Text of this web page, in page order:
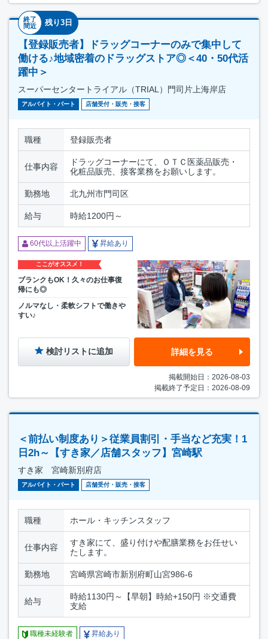
終了
間近
残り3日
【登録販売者】ドラッグコーナーのみで集中して
働ける♪地域密着のドラッグストア◎＜40・50代活
躍中＞
スーパーセンタートライアル（TRIAL）門司片上海岸店
アルバイト・パート 店舗受付・販売・接客
職種 登録販売者
仕事内容
ドラッグコーナーにて、ＯＴＣ医薬品販売・
化粧品販売、接客業務をお願いします。
勤務地 北九州市門司区
給与 時給1200円～
60代以上活躍中 昇給あり
ここがオススメ！
ブランクもOK！久々のお仕事復
帰にも◎
ノルマなし・柔軟シフトで働きや
すい♪
検討リストに追加 詳細を見る
掲載開始日：2026-08-03
掲載終了予定日：2026-08-09
＜前払い制度あり＞従業員割引・手当など充実！1
日2h～【すき家／店舗スタッフ】宮崎駅
すき家 宮崎新別府店
アルバイト・パート 店舗受付・販売・接客
職種 ホール・キッチンスタッフ
仕事内容
すき家にて、盛り付けや配膳業務をお任せい
たします。
勤務地 宮崎県宮崎市新別府町山宮986-6
給与
時給1130円～【早朝】時給+150円 ※交通費
支給
職種未経験者 昇給あり